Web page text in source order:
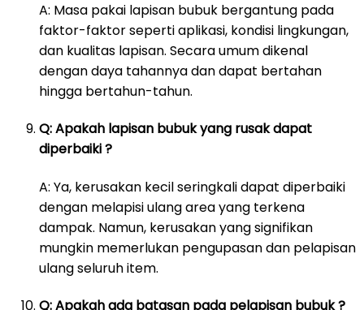
A: Masa pakai lapisan bubuk bergantung pada
faktor-faktor seperti aplikasi, kondisi lingkungan,
dan kualitas lapisan. Secara umum dikenal
dengan daya tahannya dan dapat bertahan
hingga bertahun-tahun.
Q: Apakah lapisan bubuk yang rusak dapat
diperbaiki ?
A: Ya, kerusakan kecil seringkali dapat diperbaiki
dengan melapisi ulang area yang terkena
dampak. Namun, kerusakan yang signifikan
mungkin memerlukan pengupasan dan pelapisan
ulang seluruh item.
Q: Apakah ada batasan pada pelapisan bubuk ?